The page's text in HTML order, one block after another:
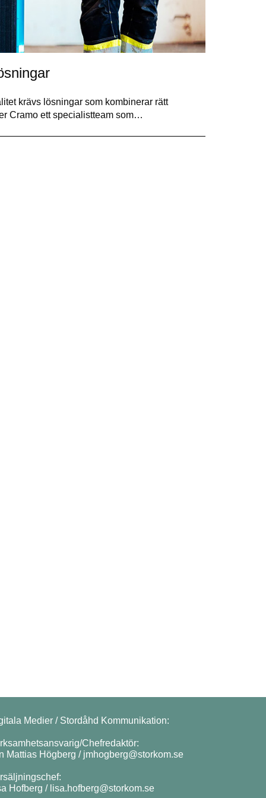
krävs lösningar som kombinerar rätt
Cramo ett specialistteam som…
Medier / Stordåhd Kommunikation:
Chefredaktör:
Mattias Högberg / jmhogberg@storkom.se
Hofberg / lisa.hofberg@storkom.se